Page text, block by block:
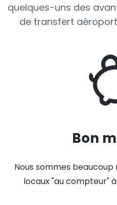
quelques-uns des
de transfert
Bon
Nous sommes
locaux "au compteur"